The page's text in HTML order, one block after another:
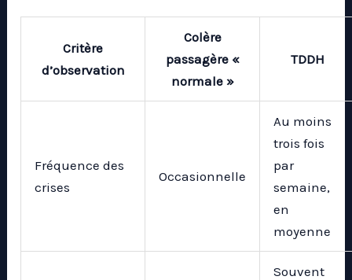
Critère
d’observation
Colère
passagère «
normale »
TDDH
Fréquence des
crises
Occasionnelle
Au moins
trois fois
par
semaine,
en
moyenne
Souvent